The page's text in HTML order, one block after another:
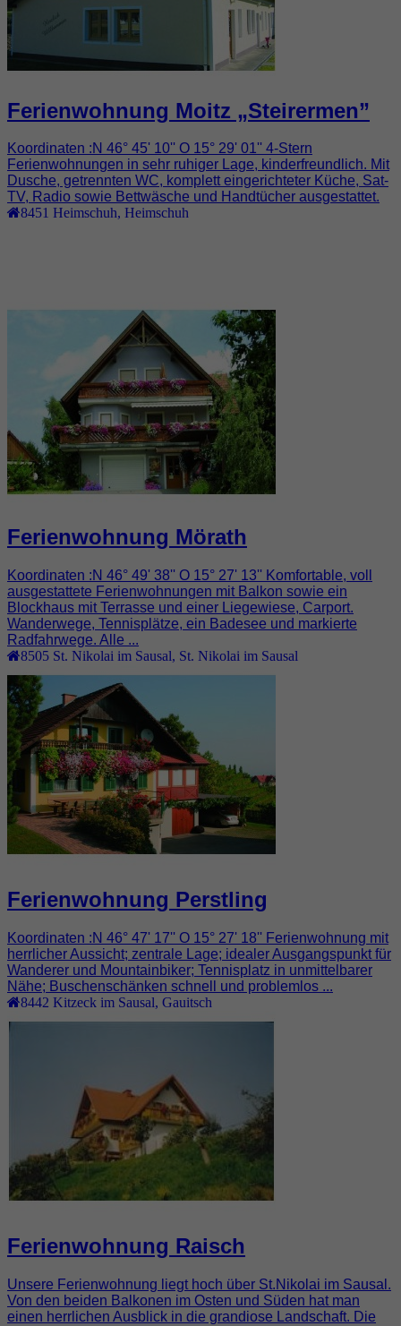
Ferienwohnung Moitz „Steirermen”
Koordinaten :N 46° 45' 10'' O 15° 29' 01'' 4-Stern
Ferienwohnungen in sehr ruhiger Lage, kinderfreundlich. Mit
Dusche, getrennten WC, komplett eingerichteter Küche, Sat-
TV, Radio sowie Bettwäsche und Handtücher ausgestattet.
8451 Heimschuh, Heimschuh
Ferienwohnung Mörath
Koordinaten :N 46° 49' 38'' O 15° 27' 13'' Komfortable, voll
ausgestattete Ferienwohnungen mit Balkon sowie ein
Blockhaus mit Terrasse und einer Liegewiese, Carport.
Wanderwege, Tennisplätze, ein Badesee und markierte
Radfahrwege. Alle ...
8505 St. Nikolai im Sausal, St. Nikolai im Sausal
Ferienwohnung Perstling
Koordinaten :N 46° 47' 17'' O 15° 27' 18'' Ferienwohnung mit
herrlicher Aussicht; zentrale Lage; idealer Ausgangspunkt für
Wanderer und Mountainbiker; Tennisplatz in unmittelbarer
Nähe; Buschenschänken schnell und problemlos ...
8442 Kitzeck im Sausal Gauitsch
Ferienwohnung Raisch
Unsere Ferienwohnung liegt hoch über St.Nikolai im Sausal.
Von den beiden Balkonen im Osten und Süden hat man
einen herrlichen Ausblick in die grandiose Landschaft. Die